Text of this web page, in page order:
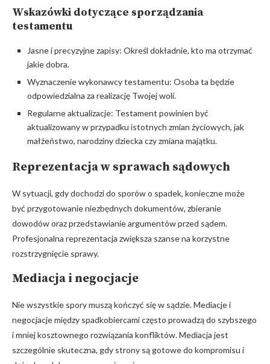
Wskazówki dotyczące sporządzania
testamentu
Jasne i precyzyjne zapisy: Określ dokładnie, kto ma otrzymać
jakie dobra.
Wyznaczenie wykonawcy testamentu: Osoba ta będzie
odpowiedzialna za realizację Twojej woli.
Regularne aktualizacje: Testament powinien być
aktualizowany w przypadku istotnych zmian życiowych, jak
małżeństwo, narodziny dziecka czy zmiana majątku.
Reprezentacja w sprawach sądowych
W sytuacji, gdy dochodzi do sporów o spadek, konieczne może
być przygotowanie niezbędnych dokumentów, zbieranie
dowodów oraz przedstawianie argumentów przed sądem.
Profesjonalna reprezentacja zwiększa szanse na korzystne
rozstrzygnięcie sprawy.
Mediacja i negocjacje
Nie wszystkie spory muszą kończyć się w sądzie. Mediacje i
negocjacje między spadkobiercami często prowadzą do szybszego
i mniej kosztownego rozwiązania konfliktów. Mediacja jest
szczególnie skuteczna, gdy strony są gotowe do kompromisu i